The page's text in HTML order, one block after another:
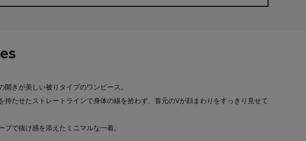
開きが美しい被りタイプのワンピース。
持たせたストレートラインで身体の線を拾わず、首元のVが顔まわりをすっきり見せて
ブで抜け感を添えたミニマルな一着。